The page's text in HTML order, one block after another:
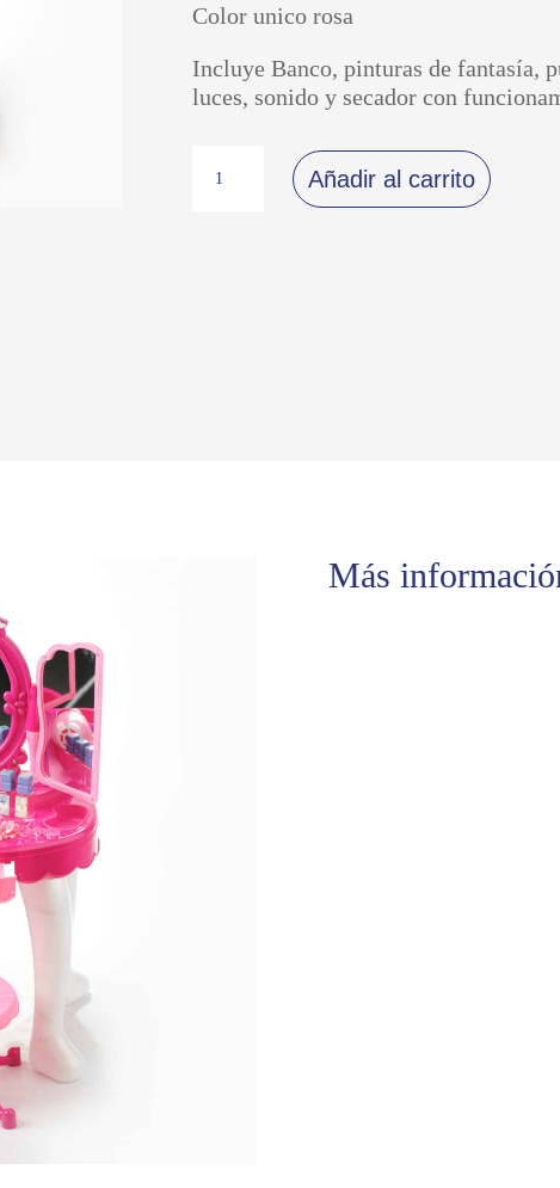
Color unico rosa
Incluye Banco, pinturas de fantasía,
luces, sonido y secador con
Añadir al carrito
Más